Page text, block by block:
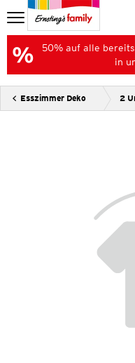
50% auf alle
in
Esszimmer Deko 2